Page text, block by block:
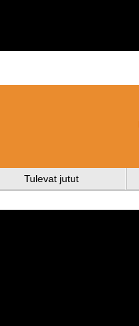
Tulevat jutut